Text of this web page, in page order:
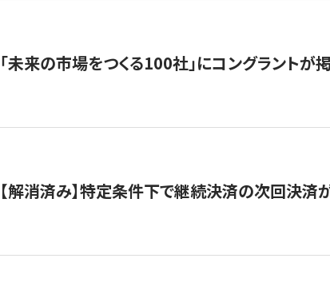
「未来の市場をつくる100社」にコングラントが
【解消済み】特定条件下で継続決済の次回決